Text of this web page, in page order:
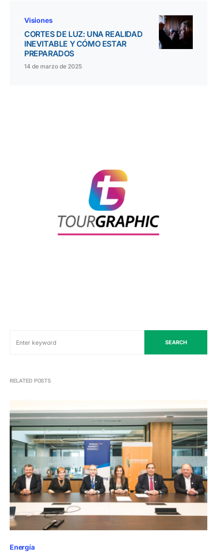
Visiones
CORTES DE LUZ: UNA REALIDAD
INEVITABLE Y CÓMO ESTAR
PREPARADOS
14 de marzo de 2025
SEARCH
RELATED POSTS
Energía